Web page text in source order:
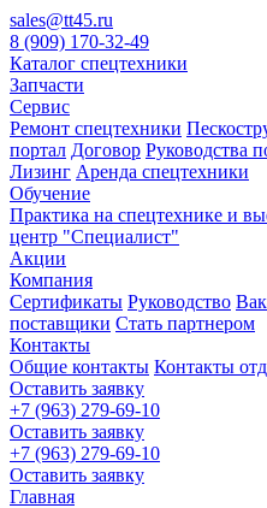
sales@tt45.ru
8 (909) 170-32-49
Каталог спецтехники
Запчасти
Сервис
Ремонт спецтехники
портал Договор Руководства
Лизинг Аренда спецтехники
Обучение
Практика на спецтехнике и
центр "Специалист"
Акции
Компания
Сертификаты Руководство
поставщики Стать партнером
Контакты
Общие контакты Контакты
Оставить заявку
+7 (963) 279-69-10
Оставить заявку
+7 (963) 279-69-10
Оставить заявку
Главная